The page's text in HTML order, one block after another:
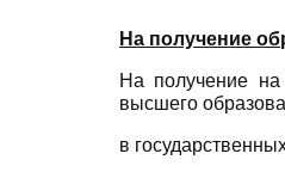
На получение
На получение
высшего
в